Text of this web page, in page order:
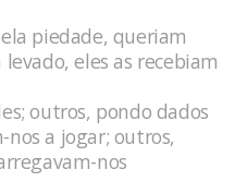
piedade, queriam
eles as recebiam
outros, pondo dados
nos a jogar; outros,
nos